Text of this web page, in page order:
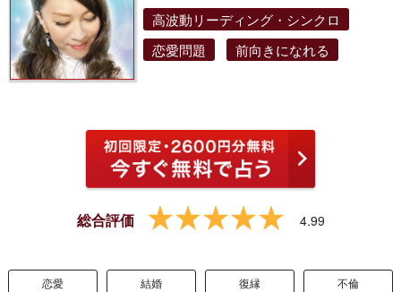
高波動リーディング・シンクロ
恋愛問題
前向きになれる
総合評価 4.99
恋愛 結婚 復縁 不倫